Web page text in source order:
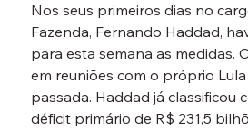
Nos seus primeiros dias no
Fazenda, Fernando Haddad,
para esta semana as medidas.
em reuniões com o próprio
passada. Haddad já classificou
déficit primário de R$ 231,5